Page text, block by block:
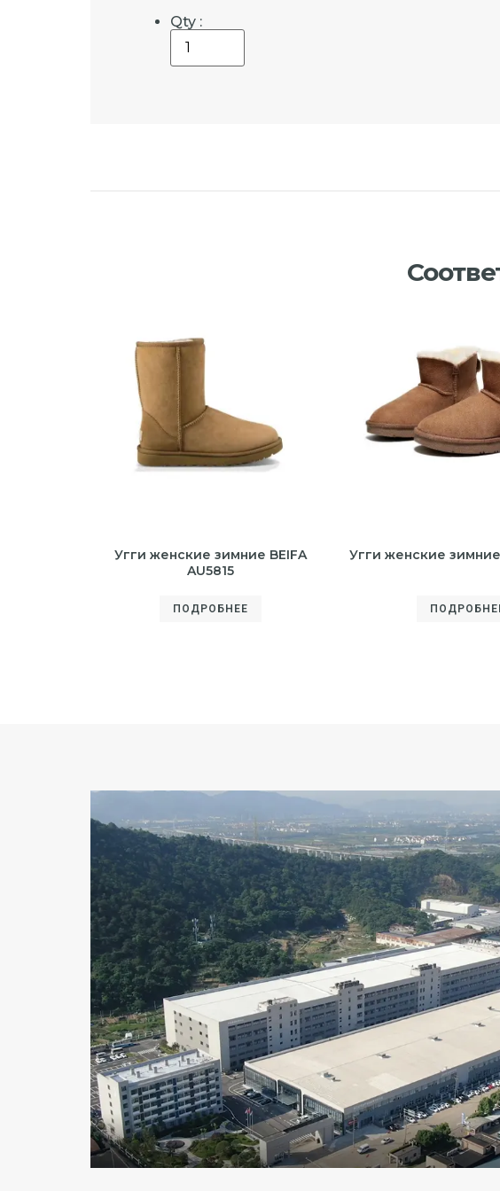
Qty :
Угги женские зимние BEIFA
AU5815
ПОДРОБНЕЕ
Угги женские зимние